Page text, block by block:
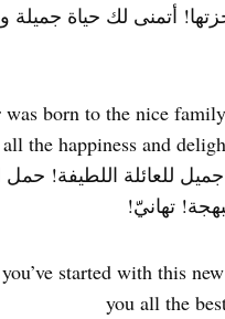
أتمنى لك حياة جميلة
was born to the nice
the happiness and
للعائلة اللطيفة! حمل
تهانيّ!
started with this
you all the